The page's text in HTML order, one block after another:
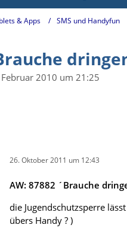
& Apps SMS und Handyfun
2010 um 21:25
26. Oktober 2011 um 12:43
AW: 87882 ´Brauche
die Jugendschutzsperre
übers Handy ? )